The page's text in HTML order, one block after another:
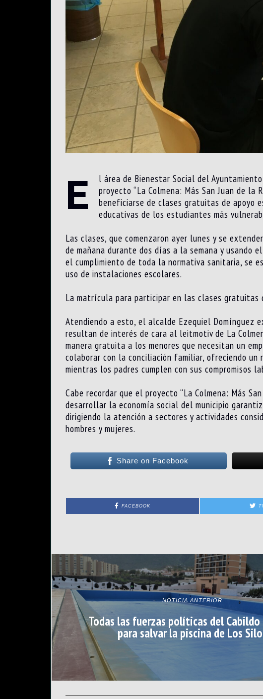
E
l área de Bienestar Social del
proyecto “La Colmena: Más San Juan de la
beneficiarse de clases gratuitas de apoyo
educativas de los estudiantes más
Las clases, que comenzaron ayer lunes y se
de mañana durante dos días a la semana y usando
el cumplimiento de toda la normativa sanitaria, se
uso de instalaciones escolares.
La matrícula para participar en las clases
Atendiendo a esto, el alcalde Ezequiel Domínguez
resultan de interés de cara al leitmotiv de La
manera gratuita a los menores que necesitan un
colaborar con la conciliación familiar, ofreciendo
mientras los padres cumplen con sus compromisos
Cabe recordar que el proyecto “La Colmena: Más
desarrollar la economía social del municipio
dirigiendo la atención a sectores y actividades
hombres y mujeres.
Share on Facebook
FACEBOOK
NOTICIA ANTERIOR
Todas las fuerzas políticas del Cabildo
para salvar la piscina de Los